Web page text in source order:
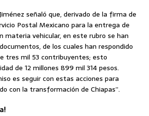
señaló que, derivado de la firma de
Postal Mexicano para la entrega de
materia vehicular, en este rubro se han
de los cuales han respondido
tres mil 53 contribuyentes; esto
de 12 millones 899 mil 314 pesos.
es seguir con estas acciones para
con la transformación de Chiapas”.